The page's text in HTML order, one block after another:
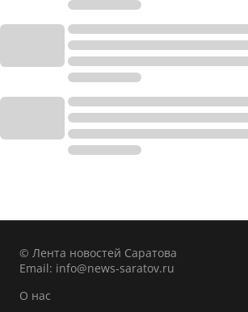
© Лента новостей Саратова
Email: info@news-saratov.ru
О нас